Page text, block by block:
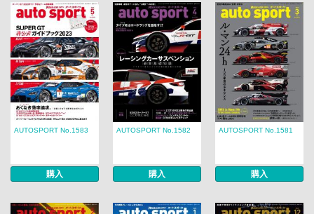
AUTOSPORT No.1583
購入
AUTOSPORT No.1582
購入
AUTOSPORT No.1581
購入